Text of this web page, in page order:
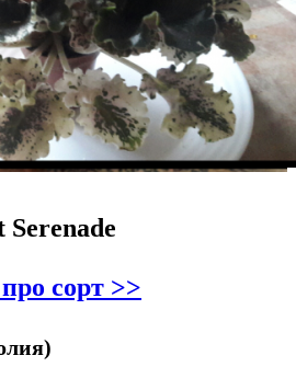
Serenade
сорт >>